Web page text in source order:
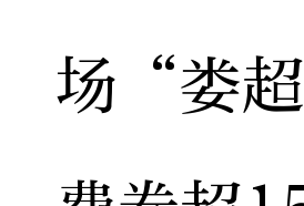
场“娄